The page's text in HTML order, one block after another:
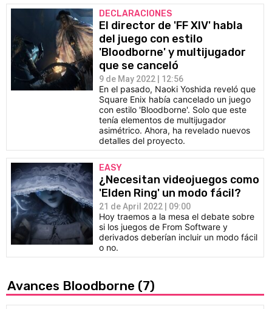
DECLARACIONES
El director de 'FF XIV' habla
del juego con estilo
'Bloodborne' y multijugador
que se canceló
9 de May 2022 | 12:56
En el pasado, Naoki Yoshida reveló que
Square Enix había cancelado un juego
con estilo 'Bloodborne'. Solo que este
tenía elementos de multijugador
asimétrico. Ahora, ha revelado nuevos
detalles del proyecto.
EASY
¿Necesitan videojuegos como
'Elden Ring' un modo fácil?
21 de April 2022 | 09:00
Hoy traemos a la mesa el debate sobre
si los juegos de From Software y
derivados deberían incluir un modo fácil
o no.
Avances Bloodborne (7)